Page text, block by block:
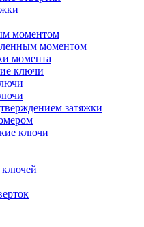
моментом
моментом
момента
ключи
затяжки
ключи
ключей